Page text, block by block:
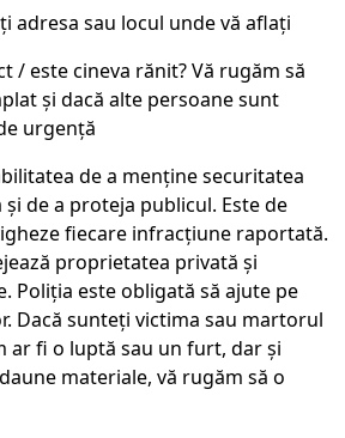
adresa sau locul unde vă aflați
/ este cineva rănit? Vă rugăm să
și dacă alte persoane sunt
urgență
de a menține securitatea
de a proteja publicul. Este de
fiecare infracțiune raportată.
proprietatea privată și
Poliția este obligată să ajute pe
Dacă sunteți victima sau martorul
ar fi o luptă sau un furt, dar și
materiale, vă rugăm să o